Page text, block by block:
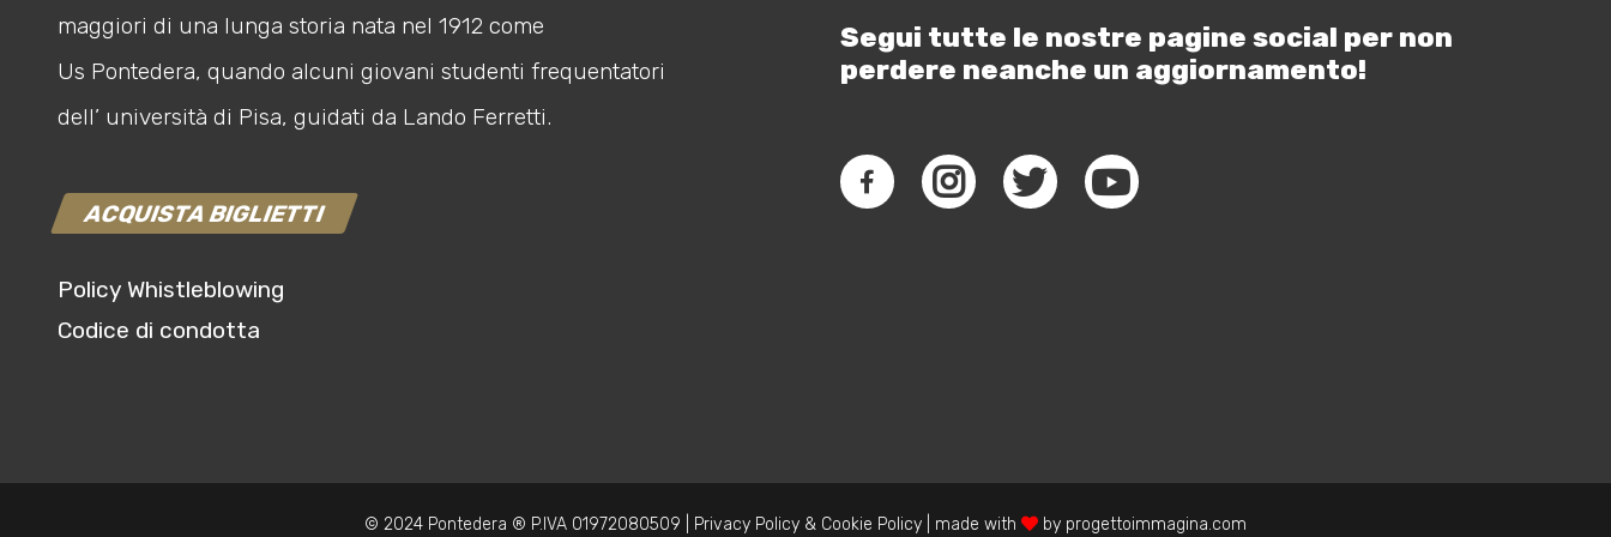
maggiori di una lunga storia nata nel 1912 come
Us Pontedera, quando alcuni giovani studenti frequentatori
dell’ università di Pisa, guidati da Lando Ferretti.
ACQUISTA BIGLIETTI
Policy Whistleblowing
Codice di condotta
Segui tutte le nostre pagine social per non
perdere neanche un aggiornamento!
© 2024 Pontedera ® P.IVA 01972080509 | Privacy Policy & Cookie Policy | made with by progettoimmagina.com